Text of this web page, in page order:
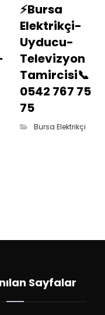
⚡Bursa
Elektrikçi-
Uyducu-
Televizyon
Tamircisi📞
0542 767 75
75
Bursa Elektrikçi
Sayfalar